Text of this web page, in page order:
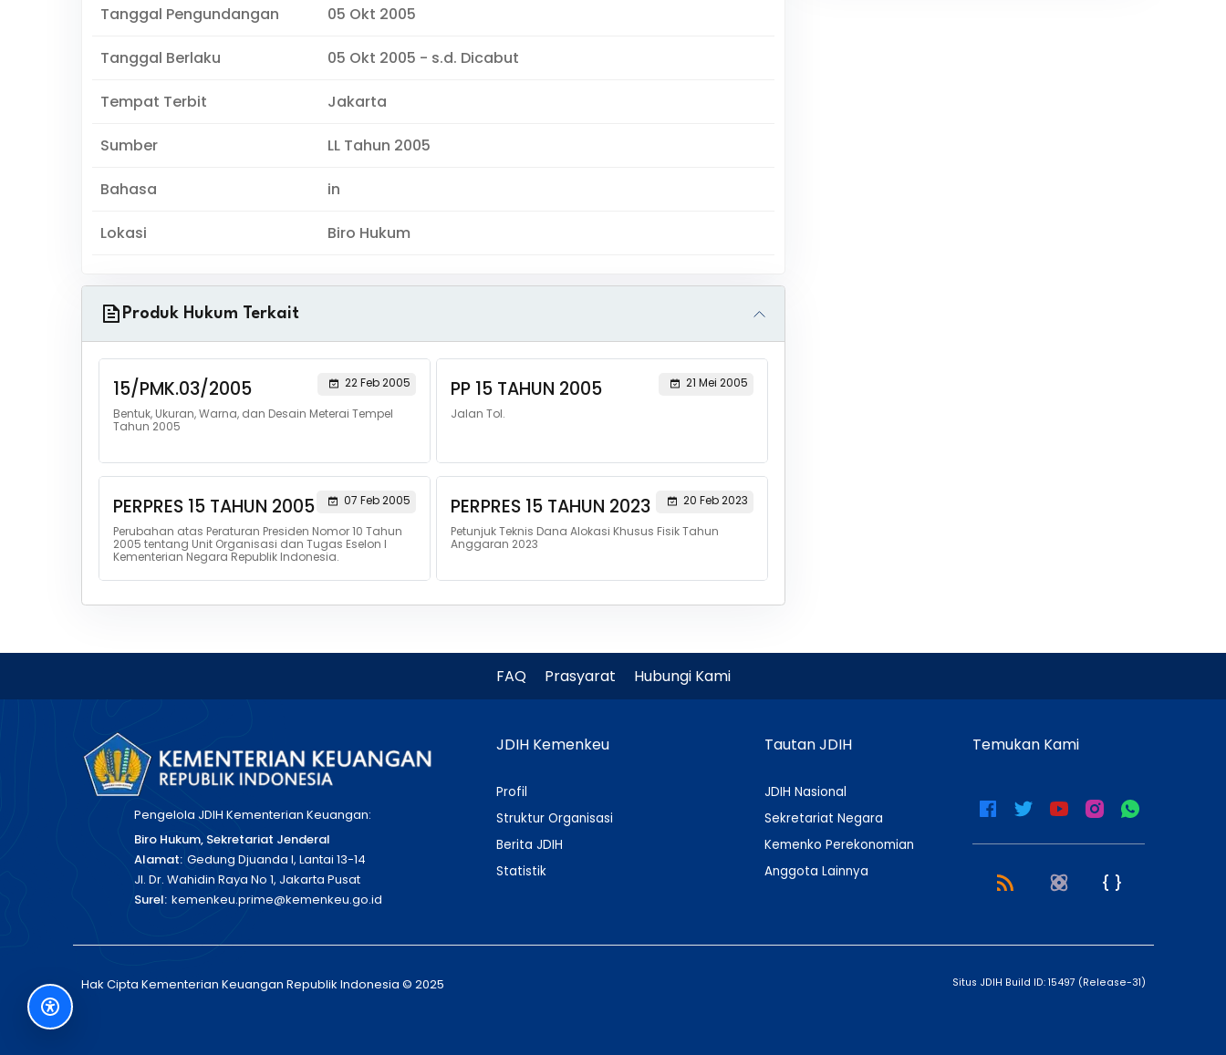
Tanggal Pengundangan 05 Okt 2005
Tanggal Berlaku 05 Okt 2005 - s.d. Dicabut
Tempat Terbit Jakarta
Sumber LL Tahun 2005
Bahasa in
Lokasi Biro Hukum
Produk Hukum Terkait
15/PMK.03/2005
22 Feb 2005
Bentuk, Ukuran, Warna, dan Desain Meterai Tempel
Tahun 2005
PP 15 TAHUN 2005
21 Mei 2005
Jalan Tol.
PERPRES 15 TAHUN 2005
07 Feb 2005
Perubahan atas Peraturan Presiden Nomor 10 Tahun
2005 tentang Unit Organisasi dan Tugas Eselon I
Kementerian Negara Republik Indonesia.
PERPRES 15 TAHUN 2023
20 Feb 2023
Petunjuk Teknis Dana Alokasi Khusus Fisik Tahun
Anggaran 2023
FAQ Prasyarat Hubungi Kami
Pengelola JDIH Kementerian Keuangan:
Biro Hukum, Sekretariat Jenderal
Alamat: Gedung Djuanda I, Lantai 13-14
Jl. Dr. Wahidin Raya No 1, Jakarta Pusat
Surel: kemenkeu.prime@kemenkeu.go.id
JDIH Kemenkeu
Profil
Struktur Organisasi
Berita JDIH
Statistik
Tautan JDIH
JDIH Nasional
Sekretariat Negara
Kemenko Perekonomian
Anggota Lainnya
Temukan Kami
Hak Cipta Kementerian Keuangan Republik Indonesia © 2025 Situs JDIH Build ID: 15497 (Release-31)